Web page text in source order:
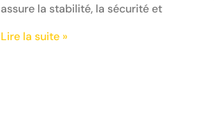
assure la stabilité, la sécurité et
Lire la suite »